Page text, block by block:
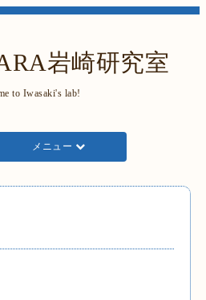
岩崎研究室
to Iwasaki's lab!
メニュー